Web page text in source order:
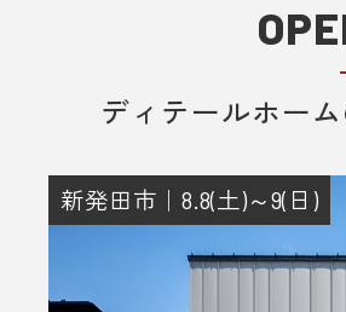
■ 来場予約からプ
1. 当フォームから
2. 当日ご来場いた
その際に住所のご
4. 後日、弊社から
送りさせていただ
ディテールホー
新発田市｜8.8(土)～9(日)